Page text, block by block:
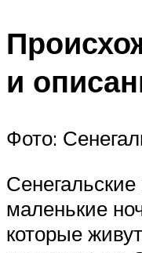
и
Фото:
маленькие
которые